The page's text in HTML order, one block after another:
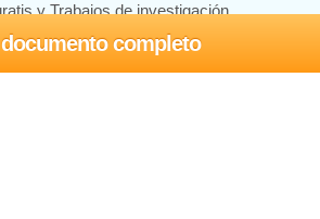
completo
y Trabajos de investigación